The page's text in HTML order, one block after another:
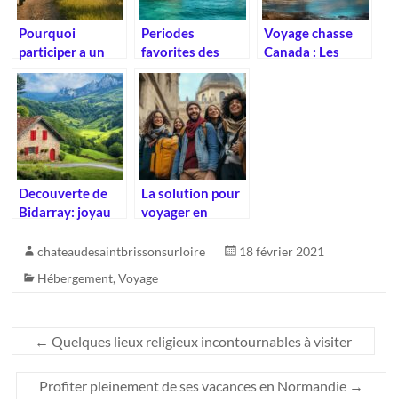
Pourquoi
participer a un
road trip en Italie
est l’experience
ultime pour les
motards
Periodes
favorites des
croisieristes :
quand partir aux
Maldives en
bateau
Voyage chasse
Canada : Les
Decouverte de
Bidarray: joyau
entre nature et
L’artisanat
La solution pour
voyager en
facilement : créer
participatif qui
chateaudesaintbrissonsurloire
18 février 2021
Hébergement,Voyage
← Quelques lieux religieux incontournables à visiter
Profiter pleinement de ses vacances en Normandie →